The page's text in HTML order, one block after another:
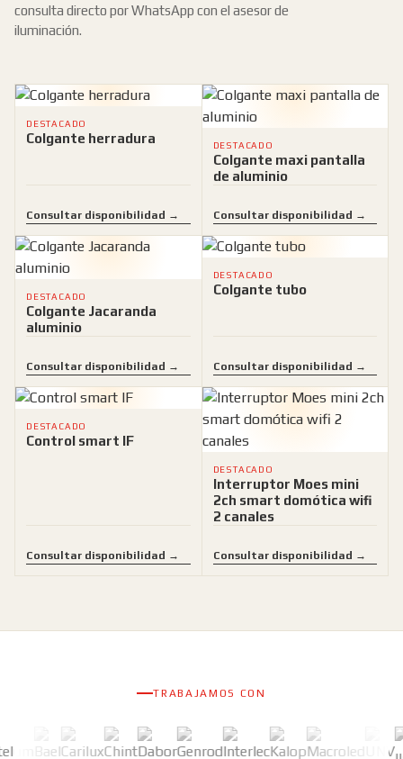
consulta directo por WhatsApp con el asesor de
iluminación.
DESTACADO
Colgante herradura
Consultar disponibilidad →
DESTACADO
Colgante maxi pantalla
de aluminio
Consultar disponibilidad →
DESTACADO
Colgante Jacaranda
aluminio
Consultar disponibilidad →
DESTACADO
Colgante tubo
Consultar disponibilidad →
DESTACADO
Control smart IF
Consultar disponibilidad →
DESTACADO
Interruptor Moes mini
2ch smart domótica wifi
2 canales
Consultar disponibilidad →
TRABAJAMOS CON